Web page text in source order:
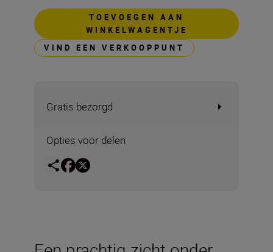
TOEVOEGEN AAN
WINKELWAGENTJE
VIND EEN VERKOOPPUNT
Gratis bezorgd
Opties voor delen